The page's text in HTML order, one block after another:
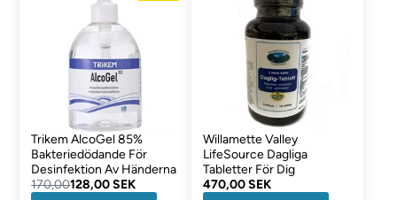
Trikem AlcoGel 85%
Bakteriedödande För
Desinfektion Av Händerna
170,00128,00 SEK
Willamette Valley
LifeSource Dagliga
Tabletter För Dig
470,00 SEK